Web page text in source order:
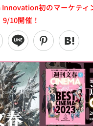
Innovation初のマーケテ
10開催！